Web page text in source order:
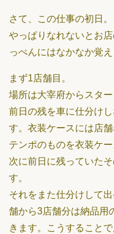
さて、この仕事の初日。
やっぱりなれないとお
っぺんにはなかなか覚
まず1店舗目。
場所は大宰府からスター
前日の残を車に仕分け
す。衣装ケースには店
テンポのものを衣装ケ
次に前日に残っていた
す。
それをまた仕分けして
舗から3店舗分は納品用
きます。こうすること